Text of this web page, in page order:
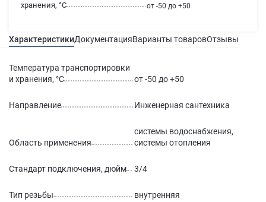
хранения, °С
от -50 до +50
ХарактеристикиДокументацияВарианты товаровОтзывы
Температура транспортировки
и хранения, °С
от -50 до +50
Направление Инженерная сантехника
Область применения
системы водоснабжения,
системы отопления
Стандарт подключения, дюйм 3/4
Тип резьбы внутренняя